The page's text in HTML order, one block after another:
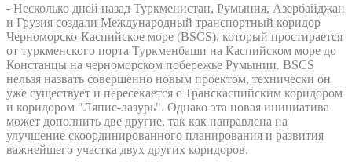
- Несколько дней назад Туркменистан, Румыния, Азербайджан
и Грузия создали Международный транспортный коридор
Черноморско-Каспийское море (BSCS), который простирается
от туркменского порта Туркменбаши на Каспийском море до
Констанцы на черноморском побережье Румынии. BSCS
нельзя назвать совершенно новым проектом, технически он
уже существует и пересекается с Транскаспийским коридором
и коридором "Ляпис-лазурь". Однако эта новая инициатива
может дополнить две другие, так как направлена на
улучшение скоординированного планирования и развития
важнейшего участка двух других коридоров.